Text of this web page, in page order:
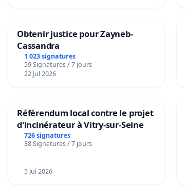
Obtenir justice pour Zayneb-
Cassandra
1 023 signatures
59 Signatures / 7 jours
22 Jul 2026
Référendum local contre le projet
d'incinérateur à Vitry-sur-Seine
726 signatures
38 Signatures / 7 jours
5 Jul 2026